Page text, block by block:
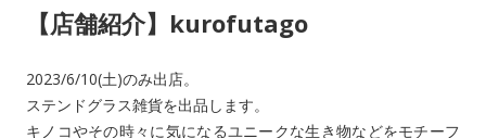
【店舗紹介】kurofutago
2023/6/10(土)のみ出店。
ステンドグラス雑貨を出品します。
キノコやその時々に気になるユニークな生き物などをモチーフ